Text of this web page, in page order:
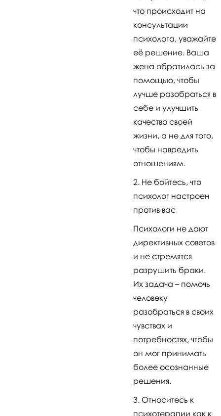
что происходит на
консультации
психолога, уважайте
её решение. Ваша
жена обратилась за
помощью, чтобы
лучше разобраться в
себе и улучшить
качество своей
жизни, а не для того,
чтобы навредить
отношениям.
Не бойтесь, что
психолог настроен
против вас
Психологи не дают
директивных советов
и не стремятся
разрушить браки.
Их задача – помочь
человеку
разобраться в своих
чувствах и
потребностях, чтобы
он мог принимать
более осознанные
решения.
Относитесь к
психотерапии как к